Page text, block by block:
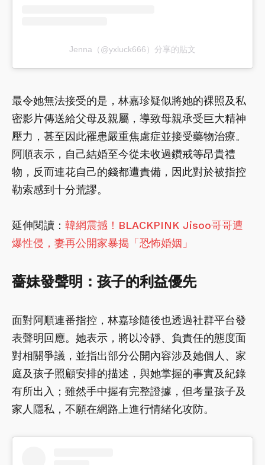
Jenna（@yxluck666）分享的貼文
最令她無法接受的是，林嘉珍疑似將她的裸照及私
密影片傳送給父母及親屬，導致母親承受巨大精神
壓力，甚至因此罹患嚴重焦慮症並接受藥物治療。
阿順表示，自己結婚至今從未收過鑽戒等昂貴禮
物，反而連花自己的錢都遭責備，因此對於被指控
勒索感到十分荒謬。
延伸閱讀： 韓網震撼！BLACKPINK Jisoo哥哥遭
爆性侵，妻再公開家暴揭「恐怖婚姻」
薔妹發聲明：孩子的利益優先
面對阿順連番指控，林嘉珍隨後也透過社群平台發
表聲明回應。她表示，將以冷靜、負責任的態度面
對相關爭議，並指出部分公開內容涉及她個人、家
庭及孩子照顧安排的描述，與她掌握的事實及紀錄
有所出入；雖然手中握有完整證據，但考量孩子及
家人隱私，不願在網路上進行情緒化攻防。